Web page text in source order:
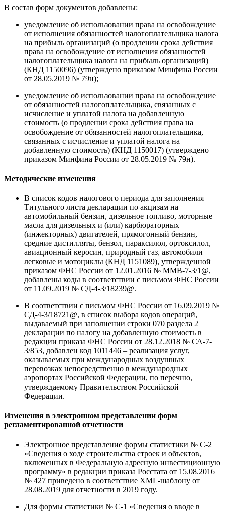
В состав форм документов добавлены:
уведомление об использовании права на освобождение
от исполнения обязанностей налогоплательщика налога
на прибыль организаций (о продлении срока действия
права на освобождение от исполнения обязанностей
налогоплательщика налога на прибыль организаций)
(КНД 1150096) (утверждено приказом Минфина России
от 28.05.2019 № 79н);
уведомление об использовании права на освобождение
от обязанностей налогоплательщика, связанных с
исчисление и уплатой налога на добавленную
стоимость (о продлении срока действия права на
освобождение от обязанностей налогоплательщика,
связанных с исчисление и уплатой налога на
добавленную стоимость) (КНД 1150017) (утверждено
приказом Минфина России от 28.05.2019 № 79н).
Методические изменения
В список кодов налогового периода для заполнения
Титульного листа декларации по акцизам на
автомобильный бензин, дизельное топливо, моторные
масла для дизельных и (или) карбюраторных
(инжекторных) двигателей, прямогонный бензин,
средние дистилляты, бензол, параксилол, ортоксилол,
авиационный керосин, природный газ, автомобили
легковые и мотоциклы (КНД 1151089), утвержденной
приказом ФНС России от 12.01.2016 № ММВ-7-3/1@,
добавлены коды в соответствии с письмом ФНС России
от 11.09.2019 № СД-4-3/18239@.
В соответствии с письмом ФНС России от 16.09.2019 №
СД-4-3/18721@, в список выбора кодов операций,
выдаваемый при заполнении строки 070 раздела 2
декларации по налогу на добавленную стоимость в
редакции приказа ФНС России от 28.12.2018 № СА-7-
3/853, добавлен код 1011446 – реализация услуг,
оказываемых при международных воздушных
перевозках непосредственно в международных
аэропортах Российской Федерации, по перечню,
утверждаемому Правительством Российской
Федерации.
Изменения в электронном представлении форм
регламентированной отчетности
Электронное представление формы статистики № С-2
«Сведения о ходе строительства строек и объектов,
включенных в Федеральную адресную инвестиционную
программу» в редакции приказа Росстата от 15.08.2016
№ 427 приведено в соответствие XML-шаблону от
28.08.2019 для отчетности в 2019 году.
Для формы статистики № С-1 «Сведения о вводе в